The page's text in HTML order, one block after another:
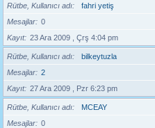
Rütbe, Kullanıcı adı
fahri yetiş
Mesajlar
0
Kayıt
23 Ara 2009 , Çrş 4:04 pm
Rütbe, Kullanıcı adı
bilkeytuzla
Mesajlar
2
Kayıt
27 Ara 2009 , Pzr 6:23 pm
Rütbe, Kullanıcı adı
MCEAY
Mesajlar
0